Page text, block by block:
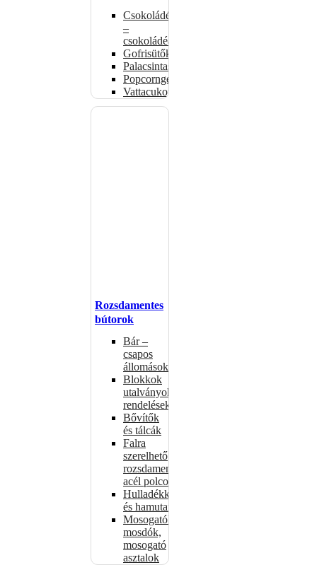
Csokoládémelegítők
–
csokoládéadagolók
Gofrisütők
Palacsintasütők
Popcorngépek
Vattacukorgép
Rozsdamentes
bútorok
Bár –
csapos
állomások
Blokkok
utalványokhoz,
rendelésekhez
Bővítők
és tálcák
Falra
szerelhető
rozsdamentes
acél polcok
Hulladékkosarak
és hamutartók
Mosogatók,
mosdók,
mosogató
asztalok